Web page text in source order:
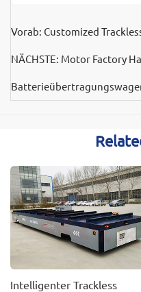
Vorab: Customized
NÄCHSTE: Motor Factory
Intelligenter Trackless